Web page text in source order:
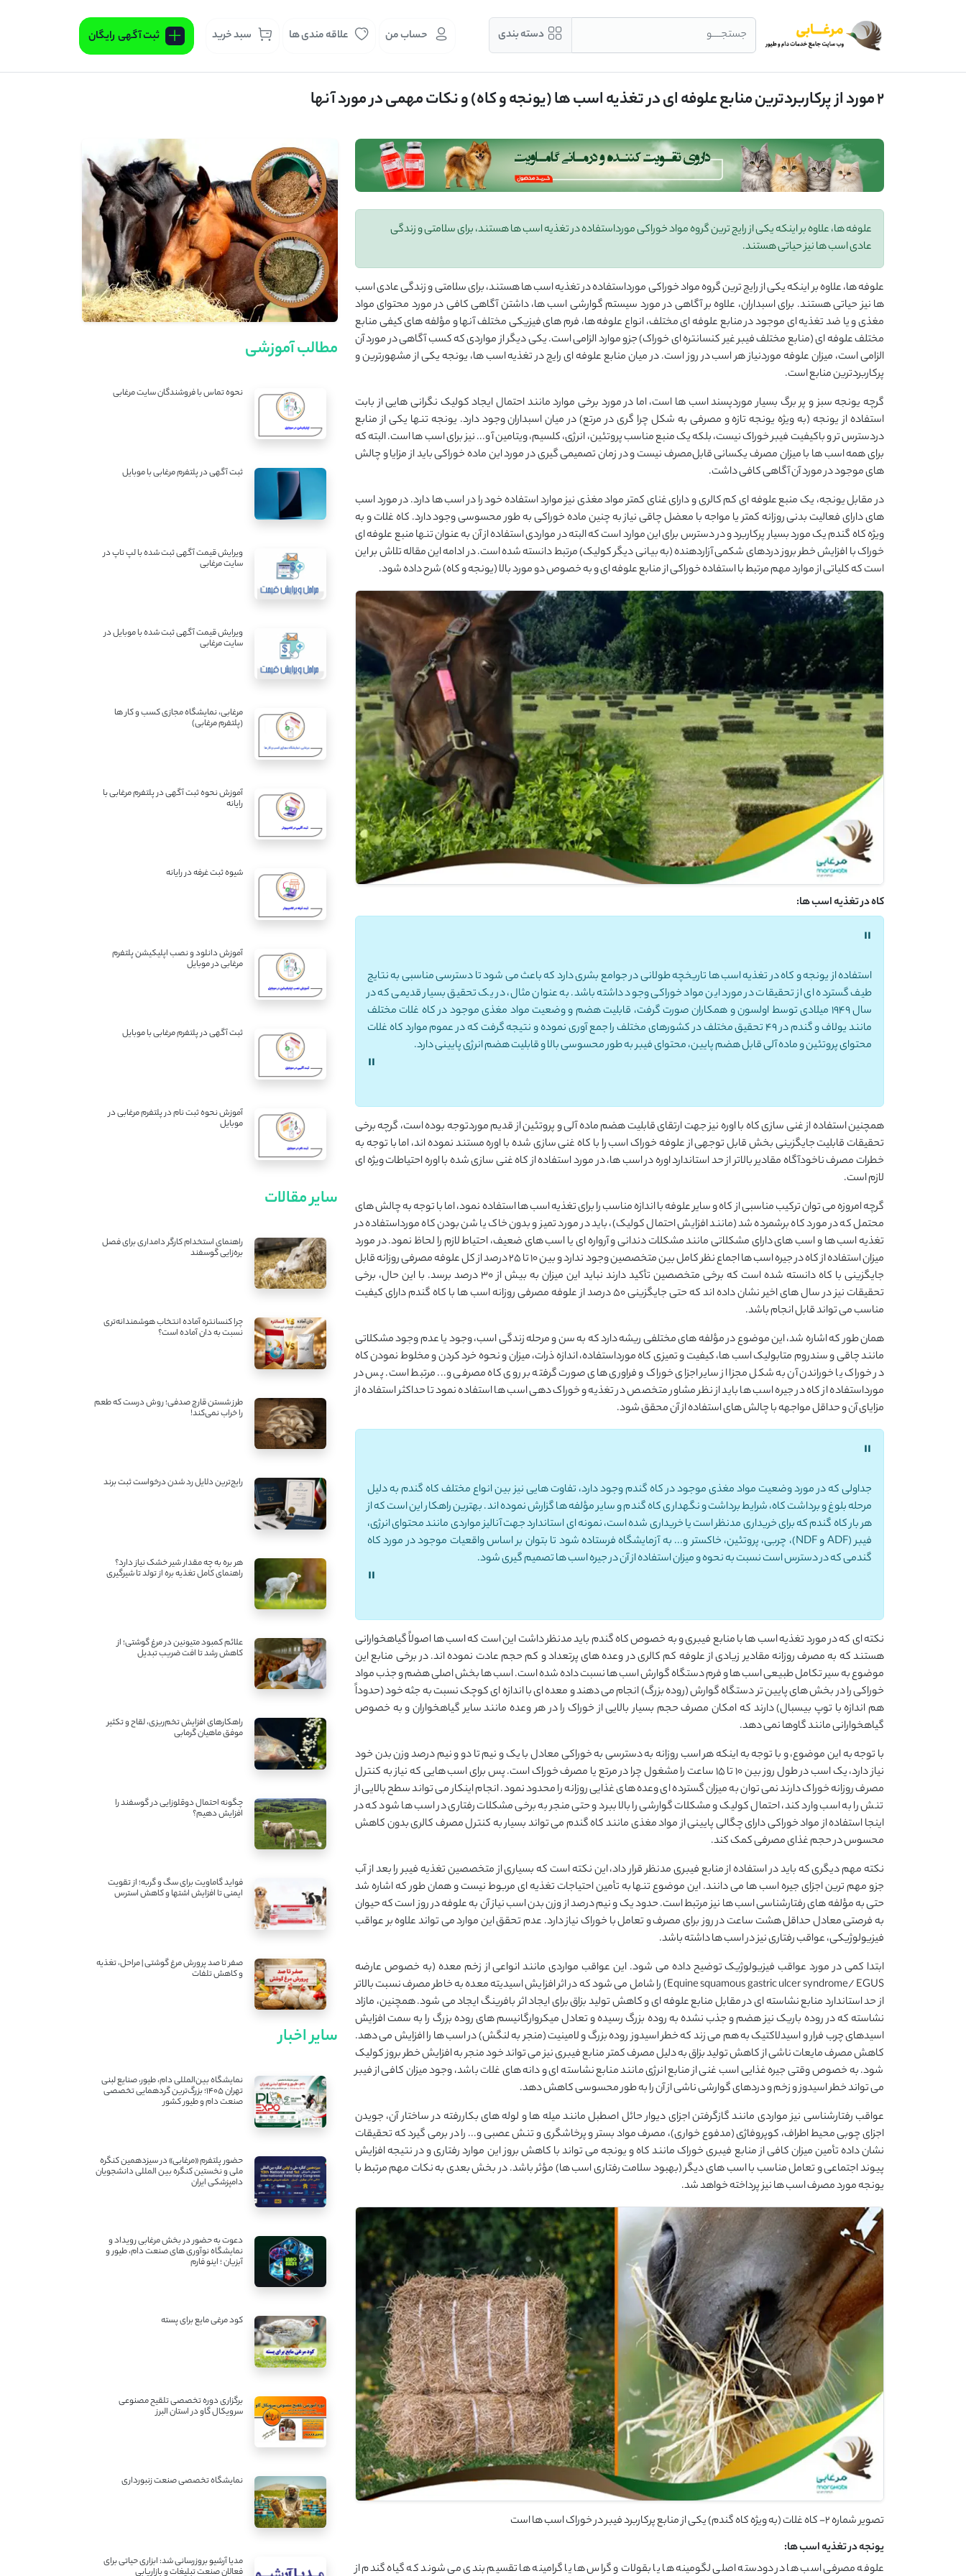
جستجــــو دسته بندی حساب من علاقه مندی ها سبد خرید ثبت آگهی رایگان
2 مورد از پرکاربردترین منابع علوفه ای در تغذیه اسب ها (یونجه و کاه) و نکات مهمی در مورد آنها
علوفه ها، علاوه بر اینکه یکی از رایج ترین گروه مواد خوراکی مورداستفاده در تغذیه اسب ها هستند، برای سلامتی و زندگی
عادی اسب ها نیز حیاتی هستند.
علوفه ها، علاوه بر اینکه یکی از رایج ترین گروه مواد خوراکی مورداستفاده در تغذیه اسب ها هستند، برای سلامتی و زندگی عادی اسب
ها نیز حیاتی هستند. برای اسبداران، علاوه بر آگاهی در مورد سیستم گوارشی اسب ها، داشتن آگاهی کافی در مورد محتوای مواد
مغذی و یا ضد تغذیه ای موجود در منابع علوفه ای مختلف، انواع علوفه ها، فرم های فیزیکی مختلف آنها و مؤلفه های کیفی منابع
مختلف علوفه ای (منابع مختلف فیبر غیر کنسانتره ای خوراک) جزو موارد الزامی است. یکی دیگر از مواردی که کسب آگاهی در مورد آن
الزامی است، میزان علوفه موردنیاز هر اسب در روز است. در میان منابع علوفه ای رایج در تغذیه اسب ها، یونجه یکی از مشهورترین و
پرکاربردترین منابع است.
گرچه یونجه سبز و پر برگ بسیار موردپسند اسب ها است، اما در مورد برخی موارد مانند احتمال ایجاد کولیک نگرانی هایی از بابت
استفاده از یونجه (به ویژه یونجه تازه و مصرفی به شکل چرا گری در مرتع) در میان اسبداران وجود دارد. یونجه تنها یکی از منابع
دردسترس تر و باکیفیت فیبر خوراک نیست، بلکه یک منبع مناسب پروتئین، انرژی، کلسیم، ویتامین آ و... نیز برای اسب ها است. البته که
برای همه اسب ها با میزان مصرف یکسانی قابل‌مصرف نیست و در زمان تصمیمی گیری در مورد این ماده خوراکی باید از مزایا و چالش
های موجود در مورد آن آگاهی کافی داشت.
در مقابل یونجه، یک منبع علوفه ای کم کالری و دارای غنای کمتر مواد مغذی نیز موارد استفاده خود را در اسب ها دارد. در مورد اسب
های دارای فعالیت بدنی روزانه کمتر یا مواجه با معضل چاقی نیاز به چنین ماده خوراکی به طور محسوسی وجود دارد. کاه غلات و به
ویژه کاه گندم یک مورد بسیار پرکاربرد و در دسترس برای این موارد است که البته در مواردی استفاده از آن به عنوان تنها منبع علوفه ای
خوراک با افزایش خطر بروز دردهای شکمی آزاردهنده (به بیانی دیگر کولیک) مرتبط دانسته شده است. در ادامه این مقاله تلاش بر این
است که کلیاتی از موارد مهم مرتبط با استفاده خوراکی از منابع علوفه ای و به خصوص دو مورد بالا (یونجه و کاه) شرح داده شود.
کاه در تغذیه اسب ها:
"
استفاده از یونجه و کاه در تغذیه اسب ها تاریخچه طولانی در جوامع بشری دارد که باعث می شود تا دسترسی مناسبی به نتایج
طیف گسترده ای از تحقیقات در مورد این مواد خوراکی وجود داشته باشد. به عنوان مثال، در یک تحقیق بسیار قدیمی که در
سال 1949 میلادی توسط اولسون و همکاران صورت گرفت، قابلیت هضم و وضعیت مواد مغذی موجود در کاه غلات مختلف
مانند یولاف و گندم در 49 تحقیق مختلف در کشورهای مختلف را جمع آوری نموده و نتیجه گرفت که در عموم موارد کاه غلات
محتوای پروتئین و ماده آلی قابل هضم پایین، محتوای فیبر به طور محسوسی بالا و قابلیت هضم انرژی پایینی دارد.
"
همچنین استفاده از غنی سازی کاه با اوره نیز جهت ارتقای قابلیت هضم ماده آلی و پروتئین از قدیم موردتوجه بوده است، گرچه برخی
تحقیقات قابلیت جایگزینی بخش قابل توجهی از علوفه خوراک اسب را با کاه غنی سازی شده با اوره مستند نموده اند، اما با توجه به
خطرات مصرف ناخودآگاه مقادیر بالاتر از حد استاندارد اوره در اسب ها، در مورد استفاده از کاه غنی سازی شده با اوره احتیاطات ویژه ای
لازم است.
گرچه امروزه می توان ترکیب مناسبی از کاه و سایر علوفه با اندازه مناسب را برای تغذیه اسب ها استفاده نمود، اما با توجه به چالش های
محتمل که در مورد کاه برشمرده شد (مانند افزایش احتمال کولیک)، باید در مورد تمیز و بدون خاک یا شن بودن کاه مورداستفاده در
تغذیه اسب ها و اسب های دارای مشکلاتی مانند مشکلات دندانی و آرواره ای یا اسب های ضعیف، احتیاط لازم را لحاظ نمود. در مورد
میزان استفاده از کاه در جیره اسب ها اجماع نظر کامل بین متخصصین وجود ندارد و بین 10 تا 25 درصد از کل علوفه مصرفی روزانه قابل
جایگزینی با کاه دانسته شده است که برخی متخصصین تأکید دارند نباید این میزان به بیش از 30 درصد برسد. با این حال، برخی
تحقیقات نیز در سال های اخیر نشان داده اند که حتی جایگزینی 50 درصد از علوفه مصرفی روزانه اسب ها با کاه گندم دارای کیفیت
مناسب می تواند قابل انجام باشد.
همان طور که اشاره شد، این موضوع در مؤلفه های مختلفی ریشه دارد که به سن و مرحله زندگی اسب، وجود یا عدم وجود مشکلاتی
مانند چاقی و سندروم متابولیک اسب ها، کیفیت و تمیزی کاه مورداستفاده، اندازه ذرات، میزان و نحوه خرد کردن و مخلوط نمودن کاه
در خوراک یا خوراندن آن به شکل مجزا از سایر اجزای خوراک و فراوری های صورت گرفته بر روی کاه مصرفی و... مرتبط است. پس در
مورداستفاده از کاه در جیره اسب ها باید از نظر مشاور متخصص در تغذیه و خوراک دهی اسب ها استفاده نمود تا حداکثر استفاده از
مزایای آن و حداقل مواجهه با چالش های استفاده از آن محقق شود.
"
جداولی که در مورد وضعیت مواد مغذی موجود در کاه گندم وجود دارد، تفاوت هایی نیز بین انواع مختلف کاه گندم به دلیل
مرحله بلوغ و برداشت کاه، شرایط برداشت و نگهداری کاه گندم و سایر مؤلفه ها گزارش نموده اند. بهترین راهکار این است که از
هر بار کاه گندم که برای خریداری مدنظر است یا خریداری شده است، نمونه ای استاندارد جهت آنالیز مواردی مانند محتوای انرژی،
فیبر (ADF و NDF)، چربی، پروتئین، خاکستر و... به آزمایشگاه فرستاده شود تا بتوان بر اساس واقعیات موجود در مورد کاه
گندمی که در دسترس است نسبت به نحوه و میزان استفاده از آن در جیره اسب ها تصمیم گیری شود.
"
نکته ای که در مورد تغذیه اسب ها با منابع فیبری و به خصوص کاه گندم باید مدنظر داشت این است که اسب ها اصولاً گیاهخوارانی
هستند که به مصرف روزانه مقادیر زیادی از علوفه کم کالری در وعده های پرتعداد و کم حجم عادت نموده اند. در برخی منابع این
موضوع به سیر تکامل طبیعی اسب ها و فرم دستگاه گوارش اسب ها نسبت داده شده است. اسب ها بخش اصلی هضم و جذب مواد
خوراکی را در بخش های پایین تر دستگاه گوارش (روده بزرگ) انجام می دهند و معده ای با اندازه ای کوچک نسبت به جثه خود (حدوداً
هم اندازه با توپ بیسبال) دارند که امکان مصرف حجم بسیار بالایی از خوراک را در هر وعده مانند سایر گیاهخواران و به خصوص
گیاهخوارانی مانند گاوها نمی دهد.
با توجه به این موضوع، و با توجه به اینکه هر اسب روزانه به دسترسی به خوراکی معادل با یک و نیم تا دو و نیم درصد وزن بدن خود
نیاز دارد، یک اسب در طول روز بین 10 تا 15 ساعت را مشغول چرا در مرتع یا مصرف خوراک است. پس برای اسب هایی که نیاز به کنترل
مصرف روزانه خوراک دارند نمی توان به میزان گسترده ای وعده های غذایی روزانه را محدود نمود. انجام اینکار می تواند سطح بالایی از
تنش را به اسب وارد کند، احتمال کولیک و مشکلات گوارشی را بالا ببرد و حتی منجر به برخی مشکلات رفتاری در اسب ها شود که در
اینجا استفاده از مواد خوراکی دارای چگالی پایینی از مواد مغذی مانند کاه گندم می تواند بسیار به کنترل مصرف کالری بدون کاهش
محسوس در حجم غذای مصرفی کمک کند.
نکته مهم دیگری که باید در استفاده از منابع فیبری مدنظر قرار داد، این نکته است که بسیاری از متخصصین تغذیه فیبر را بعد از آب
جزو مهم ترین اجزای جیره اسب ها می دانند. این موضوع تنها به تأمین احتیاجات تغذیه ای مربوط نیست و همان طور که اشاره شد
حتی به مؤلفه های رفتارشناسی اسب ها نیز مرتبط است. حدود یک و نیم درصد از وزن بدن اسب نیاز آن به علوفه در روز است که حیوان
به فرصتی معادل حداقل هشت ساعت در روز برای مصرف و تعامل با خوراک نیاز دارد. عدم تحقق این موارد می تواند علاوه بر عواقب
فیزیولوژیکی، عواقب رفتاری نیز در اسب ها داشته باشد.
ابتدا کمی در مورد عواقب فیزیولوژیک توضیح داده می شود. این عواقب مواردی مانند انواعی از زخم معده (به خصوص عارضه
Equine squamous gastric ulcer syndrome/ EGUS) را شامل می شود که در اثر افزایش اسیدیته معده به خاطر مصرف نسبت بالاتر
از حد استاندارد منابع نشاسته ای در مقابل منابع علوفه ای و کاهش تولید بزاق برای ایجاد اثر بافرینگ ایجاد می شود. همچنین، مازاد
نشاسته که در روده باریک نیز هضم و جذب نشده به روده بزرگ رسیده و تعادل میکروارگانیسم های روده بزرگ را به سمت افزایش
اسیدهای چرب فرار و اسیدلاکتیک به هم می زند که خطر اسیدوز روده بزرگ و لامینیت (منجر به لنگش) در اسب ها را افزایش می دهد.
کاهش مصرف مایعات ناشی از کاهش تولید بزاق به دلیل مصرف کمتر منابع فیبری نیز می تواند خود منجر به افزایش خطر بروز کولیک
شود. به خصوص وقتی جیره غذایی اسب غنی از منابع انرژی مانند منابع نشاسته ای و دانه های غلات باشد، وجود میزان کافی از فیبر
می تواند خطر اسیدوز و زخم و دردهای گوارشی ناشی از آن را به طور محسوسی کاهش دهد.
عواقب رفتارشناسی نیز مواردی مانند گازگرفتن اجزای دیوار حائل اصطبل مانند میله ها و لوله های بکاررفته در ساختار آن، جویدن
اجزای چوبی محیط اطراف، کوپروفاژی (مدفوع خواری)، مصرف مواد بستر و پرخاشگری و تنش عصبی و... را در برمی گیرد که تحقیقات
نشان داده تأمین میزان کافی از منابع فیبری خوراک مانند کاه و یونجه می تواند با کاهش بروز این موارد رفتاری و در نتیجه افزایش
پیوند اجتماعی و تعامل مناسب با اسب های دیگر (بهبود سلامت رفتاری اسب ها) مؤثر باشد. در بخش بعدی به نکات مهم مرتبط با
یونجه مورد مصرف اسب ها نیز پرداخته خواهد شد.
تصویر شماره 2- کاه غلات (به ویژه کاه گندم) یکی از منابع پرکاربرد فیبر در خوراک اسب ها است
یونجه در تغذیه اسب ها:
علوفه مصرفی اسب ها در دودسته اصلی لگومینه ها یا بقولات و گراس ها یا گرامینه ها تقسیم بندی می شوند که گیاه گندم از
مطالب آموزشی
نحوه تماس با فروشندگان سایت مرغابی
ثبت آگهی در پلتفرم مرغابی با موبایل
ویرایش قیمت آگهی ثبت شده با لپ تاپ در
سایت مرغابی
ویرایش قیمت آگهی ثبت شده با موبایل در
سایت مرغابی
مرغابی، نمایشگاه مجازی کسب و کار ها
(پلتفرم مرغابی)
آموزش نحوه ثبت آگهی در پلتفرم مرغابی با
رایانه
شیوه ثبت غرفه در رایانه
آموزش دانلود و نصب اپلیکیشن پلتفرم
مرغابی در موبایل
ثبت آگهی در پلتفرم مرغابی با موبایل
آموزش نحوه ثبت نام در پلتفرم مرغابی در
موبایل
سایر مقالات
راهنمای استخدام کارگر دامداری برای فصل
بره‌زایی گوسفند
چرا کنسانتره آماده انتخاب هوشمندانه‌تری
نسبت به دان آماده است؟
طرز شستن قارچ صدفی؛ روش درست که طعم
را خراب نمی‌کند!
رایج‌ترین دلایل رد شدن درخواست ثبت برند
هر بره به چه مقدار شیر خشک نیاز دارد؟
راهنمای کامل تغذیه بره از تولد تا شیرگیری
علائم کمبود متیونین در مرغ گوشتی؛ از
کاهش رشد تا افت ضریب تبدیل
راهکارهای افزایش تخم‌ریزی، لقاح و تکثیر
موفق ماهیان گرمابی
چگونه احتمال دوقلوزایی در گوسفند را
افزایش دهیم؟
فواید گاماویت برای سگ و گربه؛ از تقویت
ایمنی تا افزایش اشتها و کاهش استرس
صفر تا صد پرورش مرغ گوشتی | مراحل، تغذیه
و کاهش تلفات
سایر اخبار
نمایشگاه بین‌المللی دام، طیور، صنایع لبنی
تهران ۱۴۰۵؛ بزرگ‌ترین گردهمایی تخصصی
صنعت دام و طیور کشور
حضور پلتفرم «مرغابی» در سیزدهمین کنگره
ملی و نخستین کنگره بین ‌المللی دانشجویان
دامپزشکی ایران
دعوت به حضور در بخش مرغابی رویداد و
نمایشگاه نوآوری های صنعت دام، طیور و
آبزیان ؛ اینو فارم
کود مرغی مایع برای پسته
برگزاری دوره تخصصی تلقیح مصنوعی
سرویکال گاو در استان البرز
نمایشگاه تخصصی صنعت زنبورداری
مدیا آرشیو بروزرسانی شد: ابزاری حیاتی برای
فعالان صنعت تبلیغات و بازاریابی